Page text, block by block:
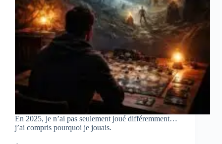
En 2025, je n’ai pas seulement joué différemment…
j’ai compris pourquoi je jouais.